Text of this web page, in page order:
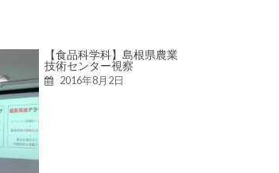
【食品科学科】島根県農業
技術センター視察
2016年8月2日